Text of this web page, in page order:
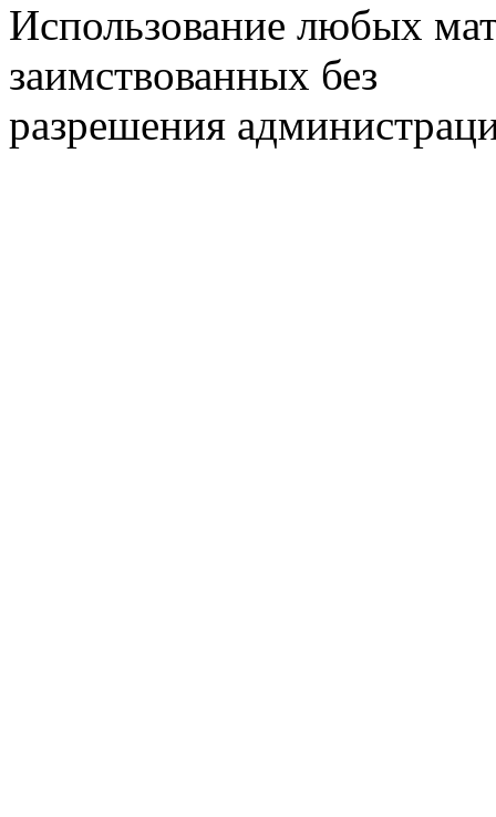
Использование любых
заимствованных без
разрешения